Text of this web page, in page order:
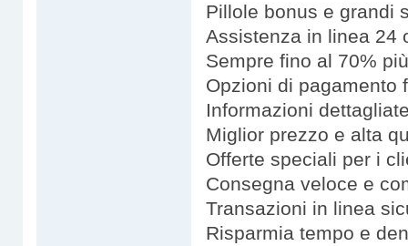
Pillole bonus e grandi
Assistenza in linea 24
Sempre fino al 70%
Opzioni di pagamento
Informazioni
Miglior prezzo e alta
Offerte speciali per i
Consegna veloce e
Transazioni in linea
Risparmia tempo e